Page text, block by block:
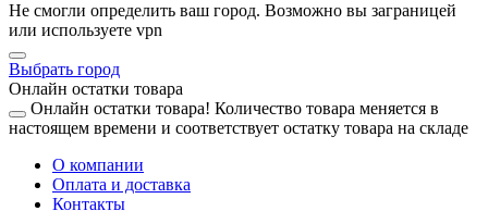
Не смогли определить ваш город. Возможно вы заграницей
или используете vpn
Выбрать город
Онлайн остатки товара
Онлайн остатки товара! Количество товара меняется в
настоящем времени и соответствует остатку товара на складе
О компании
Оплата и доставка
Контакты